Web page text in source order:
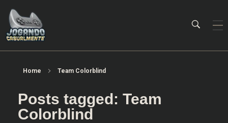
Home Team Colorblind
Posts tagged: Team
Colorblind